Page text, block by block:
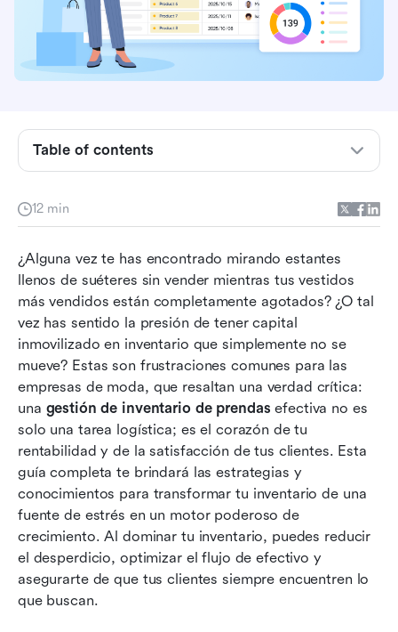
12 min
¿Alguna vez te has encontrado mirando estantes
llenos de suéteres sin vender mientras tus vestidos
más vendidos están completamente agotados? ¿O tal
vez has sentido la presión de tener capital
inmovilizado en inventario que simplemente no se
mueve? Estas son frustraciones comunes para las
empresas de moda, que resaltan una verdad crítica:
una gestión de inventario de prendas efectiva no es
solo una tarea logística; es el corazón de tu
rentabilidad y de la satisfacción de tus clientes. Esta
guía completa te brindará las estrategias y
conocimientos para transformar tu inventario de una
fuente de estrés en un motor poderoso de
crecimiento. Al dominar tu inventario, puedes reducir
el desperdicio, optimizar el flujo de efectivo y
asegurarte de que tus clientes siempre encuentren lo
que buscan.
Table of contents
¿Qué es la gestión de inventario de ropa?
ropa
Las 8 principales soluciones de software para la
gestión de inventario de ropa
Características clave que buscar en el software
de gestión de inventario de ropa
Tipos de sistemas de gestión de inventario de
ropa
Mejores prácticas para la gestión sostenible del
inventario de ropa
Beneficios de una gestión eficaz del inventario
de ropa
Los desafíos únicos del inventario de ropa